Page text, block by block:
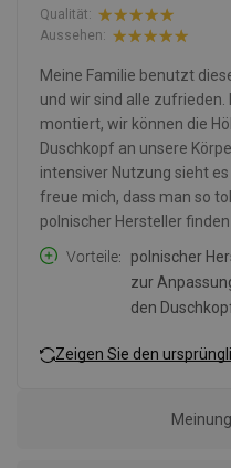
Qualität:
Aussehen:
Meine Familie benutzt
und wir sind alle zufrieden.
montiert, wir können die
Duschkopf an unsere
intensiver Nutzung sieht
freue mich, dass man so
polnischer Hersteller finden
Vorteile
polnischer
zur
den
Zeigen Sie den